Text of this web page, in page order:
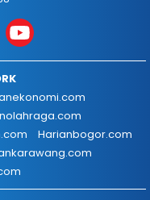
Harianbogor.com